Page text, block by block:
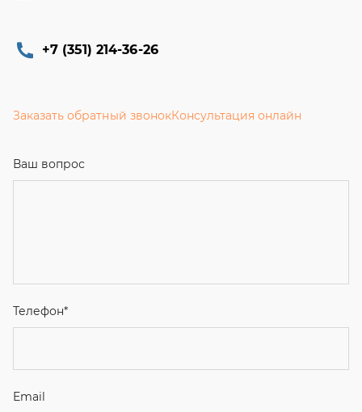
+7 (351) 214-36-26
Заказать обратный звонокКонсультация онлайн
Ваш вопрос